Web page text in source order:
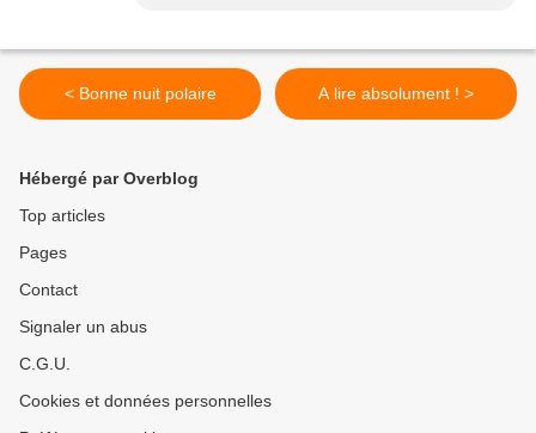
< Bonne nuit polaire A lire absolument ! >
Hébergé par Overblog
Top articles
Pages
Contact
Signaler un abus
C.G.U.
Cookies et données personnelles